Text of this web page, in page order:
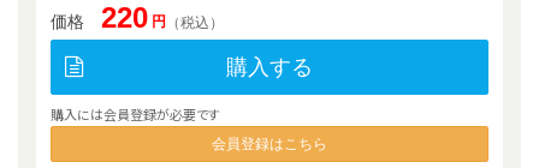
価格 220 円 （税込）
購入する
購入には会員登録が必要です
会員登録はこちら